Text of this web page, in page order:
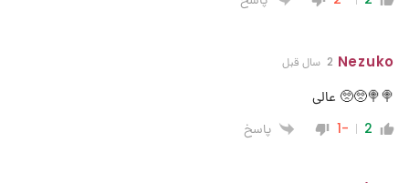
Nezuko 2 سال قبل
🍭🍭🥺🥺 عالی
2
-1 پاسخ